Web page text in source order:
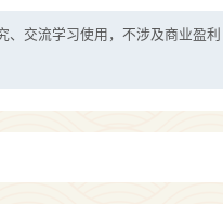
、交流学习使用，不涉及商业盈